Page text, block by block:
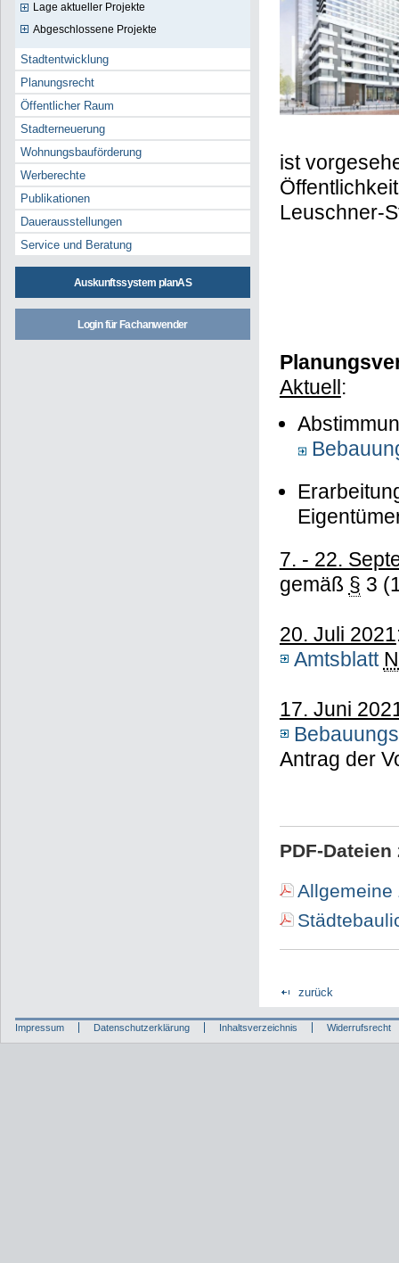
Lage aktueller Projekte
Abgeschlossene Projekte
Stadtentwicklung
Planungsrecht
Öffentlicher Raum
Stadterneuerung
Wohnungsbauförderung
Werberechte
Publikationen
Dauerausstellungen
Service und Beratung
Auskunftssystem planAS
Login für Fachanwender
ist
Leuschner-
Aktuell:
7. - 22.
gemäß § 3
20. Juli 2021
Amtsblatt
17. Juni
Antrag der
PDF-
Allgemeine
zurück
Impressum Datenschutzerklärung Inhaltsverzeichnis Widerrufsrecht